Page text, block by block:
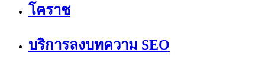
โคราช
บริการลงบทความ SEO